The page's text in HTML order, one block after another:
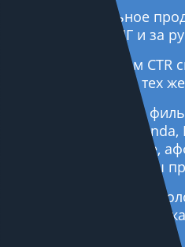
Региональное
России, СНГ и за
Увеличиваем CTR
трафика при тех
Вывод из-под
Минусинск,
микроразметке,
другие причины
Продвижение
получения